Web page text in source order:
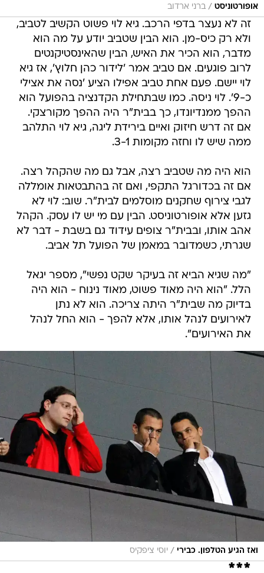
אופורטוניסט / ברני ארדוב
זה לא נעצר בדפי הרכב. גיא לוי פשוט הקשיב לטביב,
ולא רק כיס-מן. הוא הבין שטביב יודע על מה הוא
מדבר, הוא הכיר את האיש, הבין שהאינסטיקנטים
לרוב פוגעים. אם טביב אמר 'לידור כהן חלוץ', אז גיא
לוי יישם. פעם אחת טביב אפילו הציע 'נסה את אצילי
כ-9'. לוי ניסה. כמו שבתחילת הקדנציה בהפועל הוא
ההפך ממנדיונדו, כך בבית"ר היה ההפך מקורצקי.
אם זה דרש חיזוק ואיים בירידת ליגה, גיא לוי התלהב
ממה שיש לו וחזה מקומות 3-1.
הוא היה מה שטביב רצה, אבל גם מה שהקהל רצה.
אם זה בכדורגל התקפי, ואם זה בהתבטאות אומללה
לגבי צירוף שחקנים מוסלמים לבית"ר. שוב: לוי לא
גזען אלא אופורטוניסט. הבין עם מי יש לו עסק. הקהל
אהב אותו, ובבית"ר צופים עידוד גם בשבת - דבר לא
שגרתי, כשמדובר במאמן של הפועל תל אביב.
"מה שגיא הביא זה בעיקר שקט נפשי", מספר יגאל
הלל. "הוא היה מאוד פשוט, מאוד נינוח - הוא היה
בדיוק מה שבית"ר היתה צריכה. הוא לא נתן
לאירועים לנהל אותו, אלא להפך - הוא החל לנהל
את האירועים".
ואז הגיע הטלפון. כבירי / יוסי ציפקיס
***